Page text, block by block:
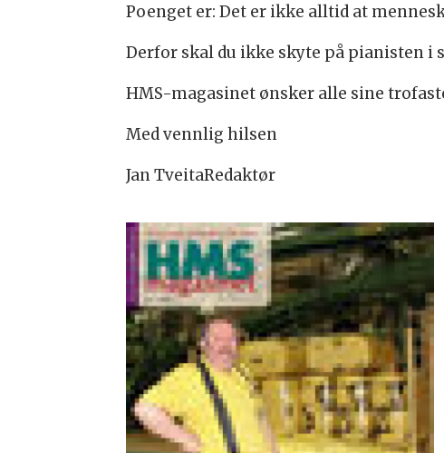
Poenget er: Det er ikke alltid at
Derfor skal du ikke skyte på pianisten i
HMS-magasinet ønsker alle sine
Med vennlig hilsen
Jan TveitaRedaktør